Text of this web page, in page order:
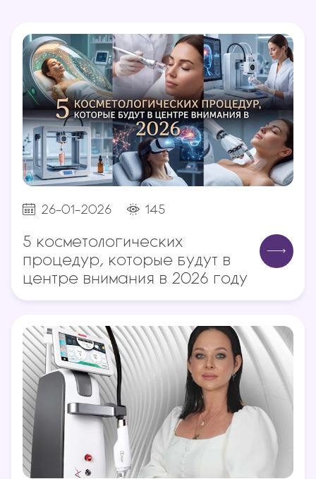
26-01-2026 145
5 косметологических
процедур, которые будут в
центре внимания в 2026 году